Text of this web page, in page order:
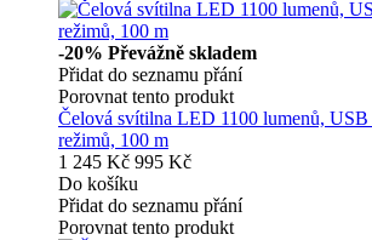
-20% Převážně skladem
Přidat do seznamu přání
Porovnat tento produkt
Čelová svítilna LED 1100 lumenů, USB
režimů, 100 m
1 245 Kč 995 Kč
Do košíku
Přidat do seznamu přání
Porovnat tento produkt